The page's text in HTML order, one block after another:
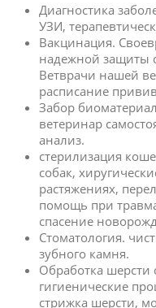
Диагностика
УЗИ,
Вакцинация.
надежной защиты
Ветврачи нашей
расписание
Забор
ветеринар
анализ.
стерилизация
собак,
растяжениях,
помощь при
спасение
Стоматология.
зубного камня.
Обработка шерсти
гигиенические
стрижка шерсти,